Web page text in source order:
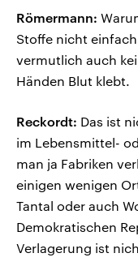
Römermann:
Stoffe nicht
vermutlich auch
Händen Blut klebt.
Reckordt: Das ist
im Lebensmittel-
man ja Fabriken
einigen wenigen
Tantal oder auch
Demokratischen
Verlagerung ist